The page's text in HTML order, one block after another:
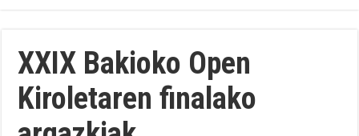
XXIX Bakioko Open
Kiroletaren finalako